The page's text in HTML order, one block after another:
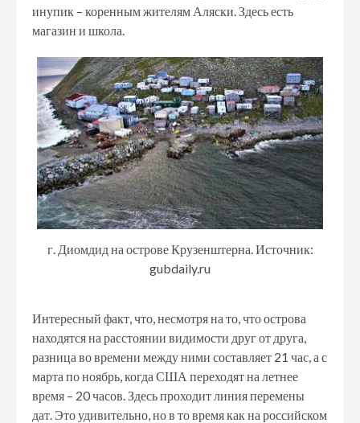
инупик – коренным жителям Аляски. Здесь есть
магазин и школа.
г. Диомдид на острове Крузенштерна. Источник:
gubdaily.ru
Интересный факт, что, несмотря на то, что острова
находятся на расстоянии видимости друг от друга,
разница во времени между ними составляет 21 час, а с
марта по ноябрь, когда США переходят на летнее
время – 20 часов. Здесь проходит линия перемены
дат. Это удивительно, но в то время как на российском